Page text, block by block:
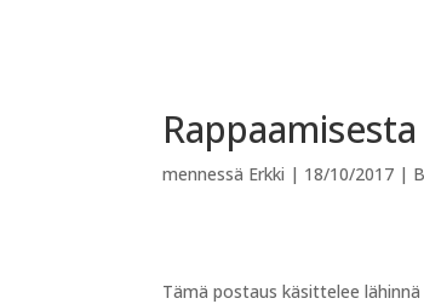
Rappaamisesta
mennessä Erkki | 18/10/2017 |
Tämä postaus käsittelee